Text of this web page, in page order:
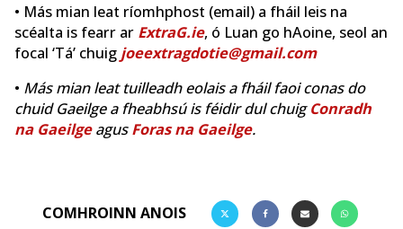
• Más mian leat ríomhphost (email) a fháil leis na
scéalta is fearr ar ExtraG.ie, ó Luan go hAoine, seol an
focal ‘Tá’ chuig joeextragdotie@gmail.com
• Más mian leat tuilleadh eolais a fháil faoi conas do
chuid Gaeilge a fheabhsú is féidir dul chuigConradh
na GaeilgeagusForas na Gaeilge.
COMHROINN ANOIS